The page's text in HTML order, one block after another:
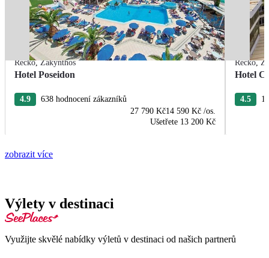
Řecko,Zakynthos
Hotel Poseidon
4.9
638 hodnocení zákazníků
27 790 Kč14 590 Kč /os.
Ušetřete 13 200 Kč
Řecko,
Hotel
4.5
zobrazit více
Výlety v destinaci
Využijte skvělé nabídky výletů v destinaci od našich partnerů